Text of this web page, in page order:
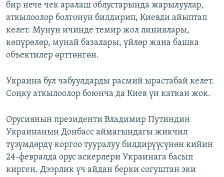
бир нече чек аралаш облустарында жарылуулар,
аткылоолор болгонун билдирип, Киевди айыптап
келет. Мунун ичинде темир жол линиялары,
көпүрөлөр, мунай базалары, үйлөр жана башка
объектилер өрттөнгөн.
Украина бул чабуулдарды расмий ырастабай келет.
Соңку аткылоолор боюнча да Киев үн каткан жок.
Орусиянын президенти Владимир Путиндин
Украинанын Донбасс аймагындагы жикчил
түзүмдөрдү коргоо тууралуу билдирүүсүнөн кийин
24-февралда орус аскерлери Украинага басып
кирген. Дээрлик үч айдан берки согуштан эки